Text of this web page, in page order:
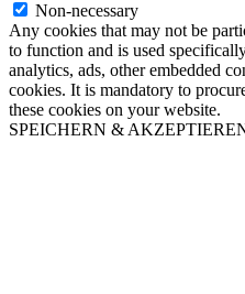
Non-necessary
Any cookies that may not be
to function and is used
analytics, ads, other embedded
cookies. It is mandatory to
these cookies on your website.
SPEICHERN &